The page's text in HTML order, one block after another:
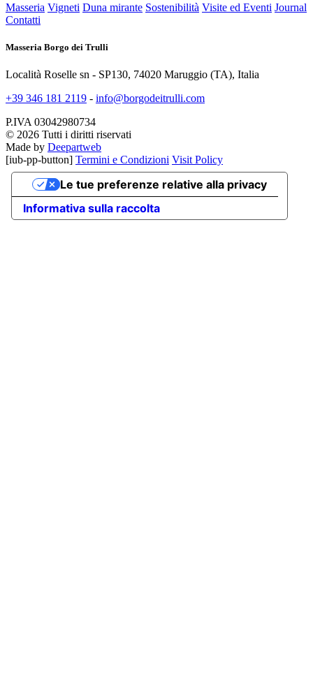
Masseria Vigneti Duna mirante Sostenibilità Visite ed Eventi Journal
Contatti
Masseria Borgo dei Trulli
Località Roselle sn - SP130, 74020 Maruggio (TA), Italia
+39 346 181 2119 - info@borgodeitrulli.com
P.IVA 03042980734
© 2026 Tutti i diritti riservati
Made by Deepartweb
[iub-pp-button] Termini e Condizioni Visit Policy
Informativa sulla raccolta
Le tue preferenze relative alla privacy